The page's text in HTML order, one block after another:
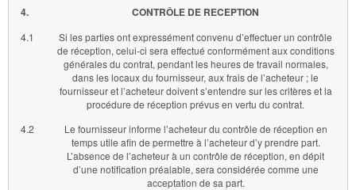
4. CONTRÔLE DE RECEPTION
4.1
Si les parties ont expressément convenu d’effectuer un contrôle
de réception, celui-ci sera effectué conformément aux conditions
générales du contrat, pendant les heures de travail normales,
dans les locaux du fournisseur, aux frais de l’acheteur ; le
fournisseur et l’acheteur doivent s’entendre sur les critères et la
procédure de réception prévus en vertu du contrat.
4.2
Le fournisseur informe l’acheteur du contrôle de réception en
temps utile afin de permettre à l’acheteur d’y prendre part.
L’absence de l’acheteur à un contrôle de réception, en dépit
d’une notification préalable, sera considérée comme une
acceptation de sa part.